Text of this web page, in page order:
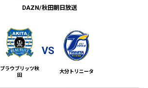
DAZN/秋田朝日放送
ブラウブリッツ秋
田
大分トリニータ
VS